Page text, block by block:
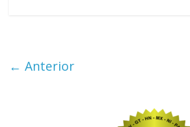
← Anterior